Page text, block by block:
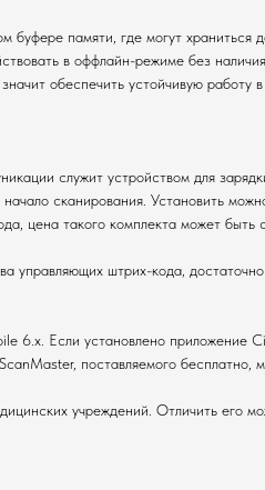
памяти, где могут храниться
в оффлайн-режиме без
обеспечить устойчивую работу
служит устройством для
сканирования. Установить
цена такого комплекта может быть
управляющих штрих-кода,
6.x. Если установлено приложение
поставляемого бесплатно,
учреждений. Отличить его